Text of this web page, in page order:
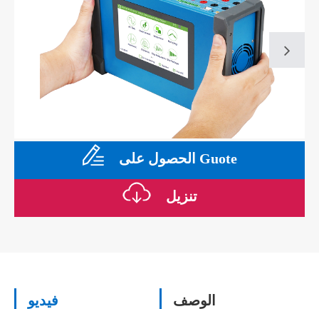
الحصول على Guote
تنزيل
فيديو
الوصف